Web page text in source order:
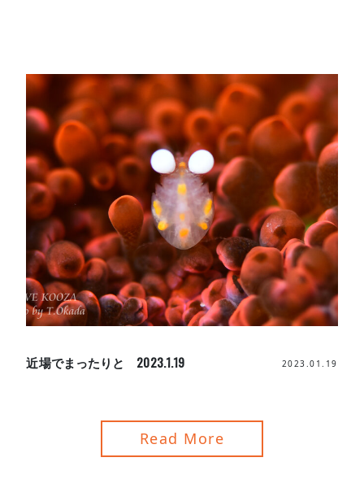
近場でまったりと 2023.1.19 2023.01.19
Read More